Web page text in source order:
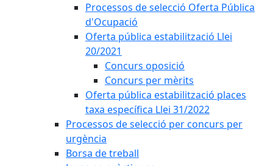
Processos de selecció Oferta Pública
d'Ocupació
Oferta pública estabilització Llei
20/2021
Concurs oposició
Concurs per mèrits
Oferta pública estabilització places
taxa específica Llei 31/2022
Processos de selecció per concurs per
urgència
Borsa de treball